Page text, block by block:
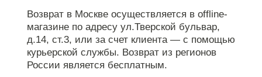
Возврат в Москве осуществляется в offline-
магазине по адресу ул.Тверской бульвар,
д.14, ст.3, или за счет клиента — с помощью
курьерской службы. Возврат из регионов
России является бесплатным.